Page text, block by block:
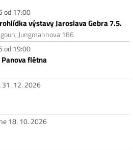
od 17:00
výstavy Jaroslava Gebra 7.5.
Jungmannova 186
od 19:00
flétna
31. 12. 2026
18. 10. 2026